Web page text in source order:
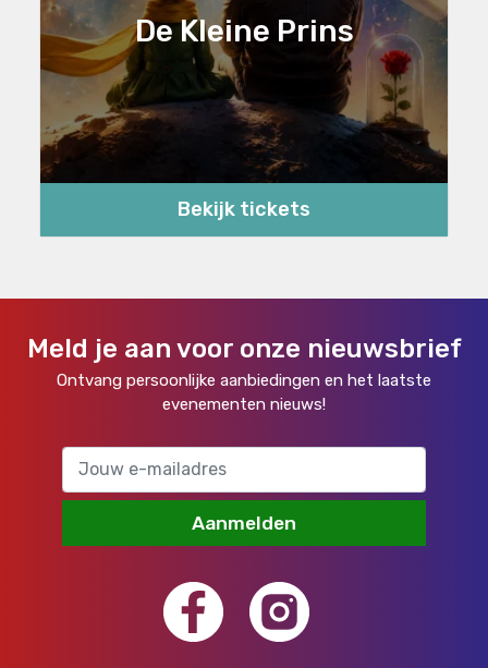
De Kleine Prins
Bekijk tickets
Meld je aan voor onze nieuwsbrief
Ontvang persoonlijke aanbiedingen en het laatste
evenementen nieuws!
Aanmelden